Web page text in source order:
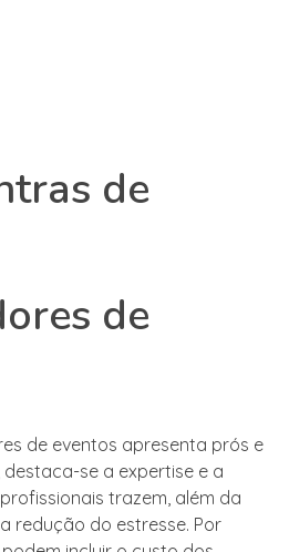
de
de
de eventos apresenta prós e
se a expertise e a
trazem, além da
redução do estresse. Por